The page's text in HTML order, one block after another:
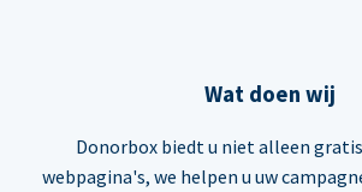
Wat doen wij
Donorbox biedt u niet alleen
webpagina's, we helpen u uw